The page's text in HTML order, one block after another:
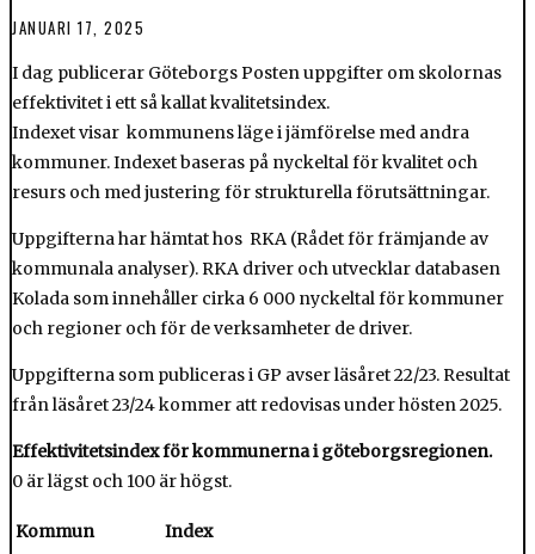
JANUARI 17, 2025
I dag publicerar Göteborgs Posten uppgifter om skolornas
effektivitet i ett så kallat kvalitetsindex.
Indexet visar kommunens läge i jämförelse med andra
kommuner. Indexet baseras på nyckeltal för kvalitet och
resurs och med justering för strukturella förutsättningar.
Uppgifterna har hämtat hos RKA (Rådet för främjande av
kommunala analyser). RKA driver och utvecklar databasen
Kolada som innehåller cirka 6 000 nyckeltal för kommuner
och regioner och för de verksamheter de driver.
Uppgifterna som publiceras i GP avser läsåret 22/23. Resultat
från läsåret 23/24 kommer att redovisas under hösten 2025.
Effektivitetsindex för kommunerna i göteborgsregionen.
0 är lägst och 100 är högst.
Kommun
Index